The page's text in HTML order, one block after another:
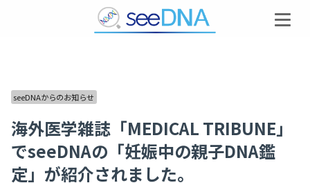
seeDNAからのお知らせ
海外医学雑誌「MEDICAL TRIBUNE」
でseeDNAの「妊娠中の親子DNA鑑
定」が紹介されました。